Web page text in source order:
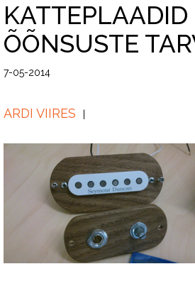
KATTEPLAADID
ÕÕNSUSTE
7-05-2014
ARDI VIIRES